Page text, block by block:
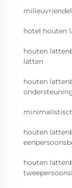
hotel houten
houten
latten
houten
houten
houten